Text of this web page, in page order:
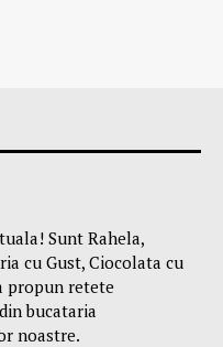
Sunt Rahela,
cu Gust, Ciocolata cu
propun retete
bucataria
noastre.